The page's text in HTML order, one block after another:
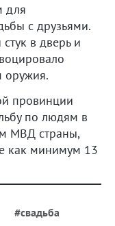
для
с друзьями.
в дверь и
оружия.
провинции
по людям в
МВД страны,
как минимум 13
#свадьба